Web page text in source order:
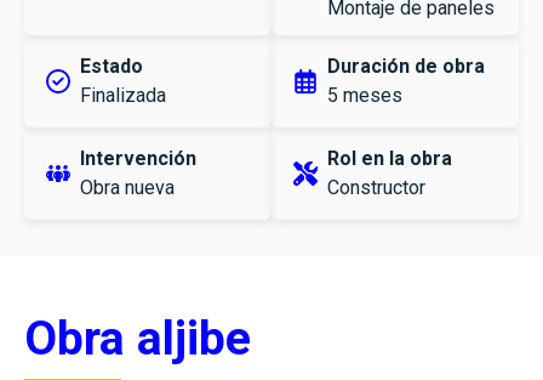
Montaje de paneles
Estado
Finalizada
Duración de obra
5 meses
Intervención
Obra nueva
Rol en la obra
Constructor
Obra aljibe